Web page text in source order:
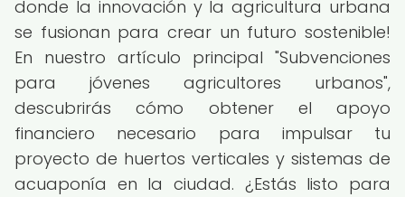
donde la innovación y la agricultura urbana
se fusionan para crear un futuro sostenible!
En nuestro artículo principal "Subvenciones
para jóvenes agricultores urbanos",
descubrirás cómo obtener el apoyo
financiero necesario para impulsar tu
proyecto de huertos verticales y sistemas de
acuaponía en la ciudad. ¿Estás listo para